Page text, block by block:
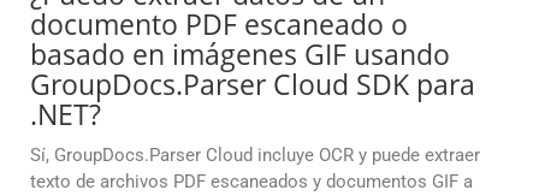
documento PDF escaneado o
basado en imágenes GIF usando
GroupDocs.Parser Cloud SDK para
.NET?
Sí, GroupDocs.Parser Cloud incluye OCR y puede extraer
texto de archivos PDF escaneados y documentos GIF a